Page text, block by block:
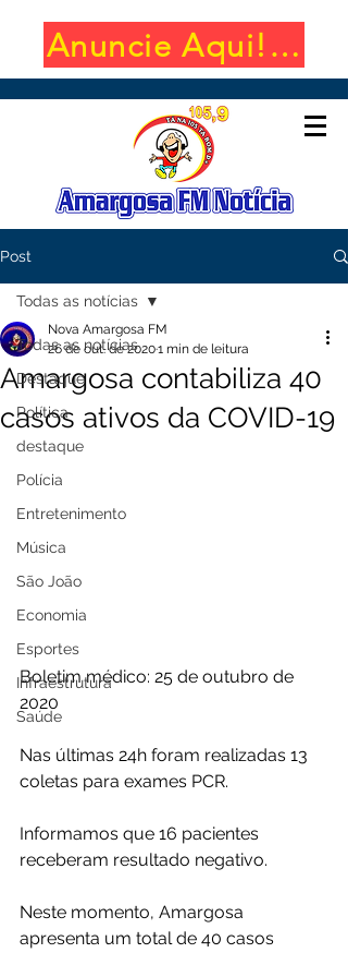
Anuncie Aqui!
Post
Todas as notícias
Destaque
Política
destaque
Polícia
Entretenimento
Música
São João
Economia
Esportes
Infraestrutura
Saúde
Todas as notícias
Amargosa contabiliza 40
casos ativos da COVID-19
Nova Amargosa FM
26 de out. de 20201 min de leitura
Boletim médico: 25 de outubro de
2020
Nas últimas 24h foram realizadas 13
coletas para exames PCR.
Informamos que 16 pacientes
receberam resultado negativo.
Neste momento, Amargosa
apresenta um total de 40 casos